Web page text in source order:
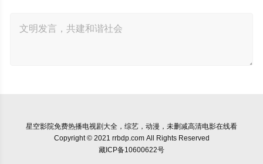
星空影院免费热播电视剧大全，综艺，动漫，未删减高清电影在线看
Copyright © 2021 rrbdp.com All Rights Reserved
藏ICP备10600622号